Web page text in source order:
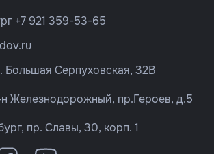
+7 921 359-53-65
Большая Серпуховская, 32В
Железнодорожный, пр.Героев, д.5
пр. Славы, 30, корп. 1